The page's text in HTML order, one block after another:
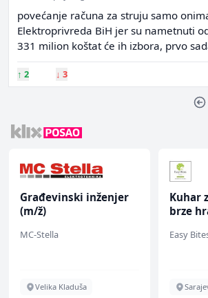
povećanje računa za struju samo
Elektroprivreda BiH jer su nametnuti
331 milion koštat će ih izbora, prvo
↑ 2 ↓ 3
Građevinski inženjer
(m/ž)
MC-Stella
Velika Kladuša
Kuhar
brze
ž)
Easy